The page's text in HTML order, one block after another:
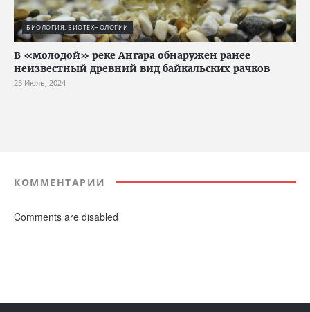
БИОЛОГИЯ, БИОТЕХНОЛОГИИ
В «молодой» реке Ангара обнаружен ранее
неизвестный древний вид байкальских рачков
23 Июль, 2024
КОММЕНТАРИИ
Comments are disabled